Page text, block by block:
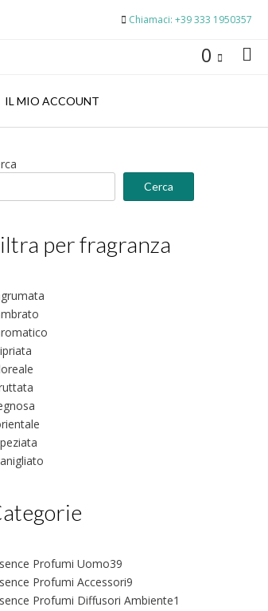
Chiamaci: +39 333 1950357
0
IL MIO ACCOUNT
Cerca
per fragranza
Profumi Uomo3939
prodotti
Profumi Accessori99
prodotti
Profumi Diffusori Ambiente1